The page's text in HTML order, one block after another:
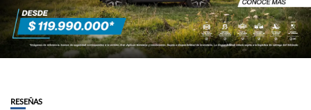
RESEÑAS